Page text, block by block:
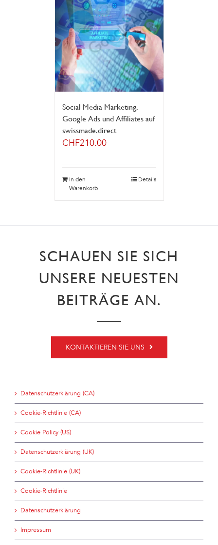
Social Media Marketing,
Google Ads und Affiliates auf
swissmade.direct
CHF210.00
In den
Warenkorb
Details
SCHAUEN SIE SICH
UNSERE NEUESTEN
BEITRÄGE AN.
KONTAKTIEREN SIE UNS
Datenschutzerklärung (CA)
Cookie-Richtlinie (CA)
Cookie Policy (US)
Datenschutzerklärung (UK)
Cookie-Richtlinie (UK)
Cookie-Richtlinie
Datenschutzerklärung
Impressum